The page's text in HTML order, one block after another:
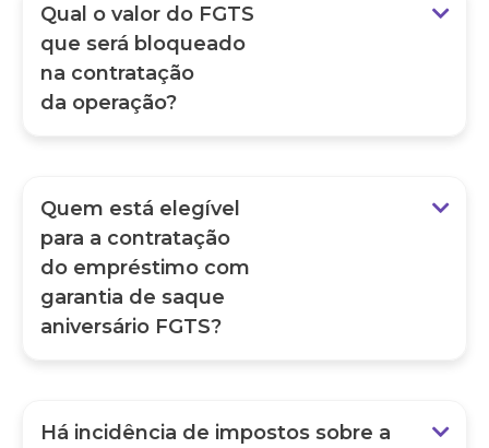
Qual o valor do FGTS
que será bloqueado
na contratação
da operação?
Quem está elegível
para a contratação
do empréstimo com
garantia de saque
aniversário FGTS?
Há incidência de impostos sobre a